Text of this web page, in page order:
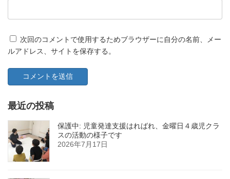
次回のコメントで使用するためブラウザーに自分の名前、メー
ルアドレス、サイトを保存する。
最近の投稿
保護中: 児童発達支援はればれ、金曜日４歳児クラ
スの活動の様子です
2026年7月17日